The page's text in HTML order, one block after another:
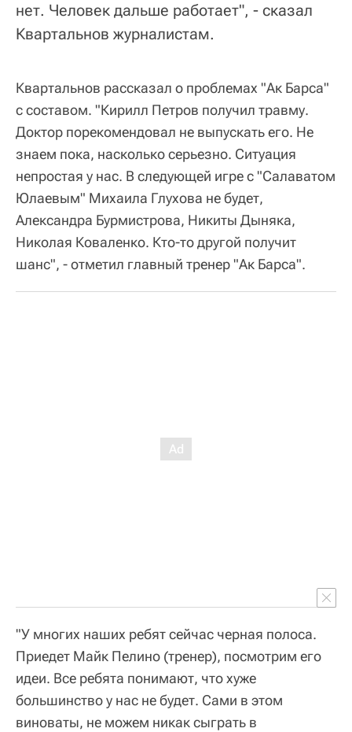
нет. Человек дальше работает", - сказал
Квартальнов журналистам.
Квартальнов рассказал о проблемах "Ак Барса"
с составом. "Кирилл Петров получил травму.
Доктор порекомендовал не выпускать его. Не
знаем пока, насколько серьезно. Ситуация
непростая у нас. В следующей игре с "Салаватом
Юлаевым" Михаила Глухова не будет,
Александра Бурмистрова, Никиты Дыняка,
Николая Коваленко. Кто-то другой получит
шанс", - отметил главный тренер "Ак Барса".
"У многих наших ребят сейчас черная полоса.
Приедет Майк Пелино (тренер), посмотрим его
идеи. Все ребята понимают, что хуже
большинство у нас не будет. Сами в этом
виноваты, не можем никак сыграть в